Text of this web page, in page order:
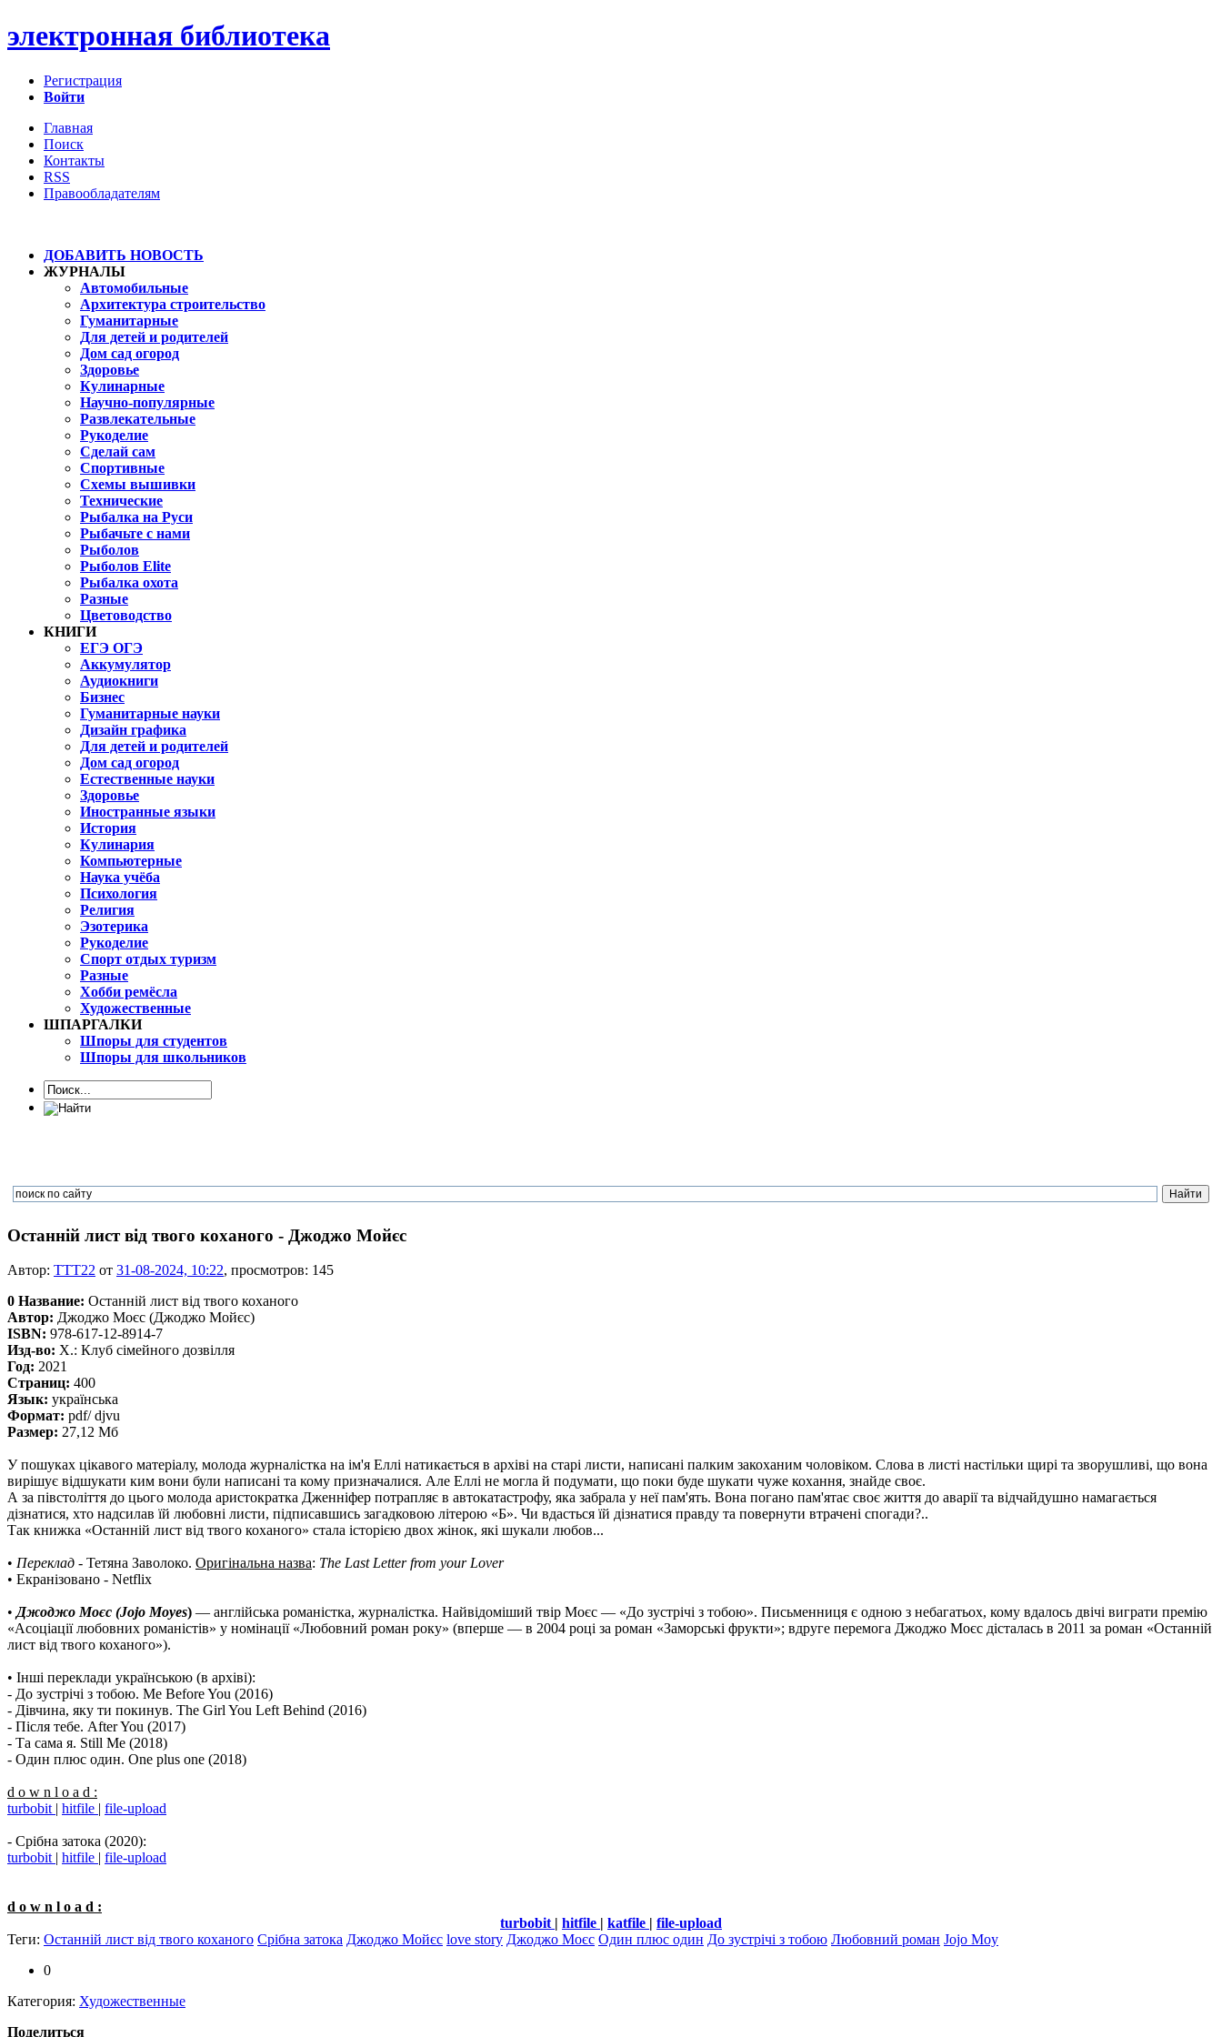
электронная библиотека
Регистрация
Войти
Главная
Поиск
Контакты
RSS
Правообладателям
ДОБАВИТЬ НОВОСТЬ
ЖУРНАЛЫ
Автомобильные
Архитектура строительство
Гуманитарные
Для детей и родителей
Дом сад огород
Здоровье
Кулинарные
Научно-популярные
Развлекательные
Рукоделие
Сделай сам
Спортивные
Схемы вышивки
Технические
Рыбалка на Руси
Рыбачьте с нами
Рыболов
Рыболов Elite
Рыбалка охота
Разные
Цветоводство
КНИГИ
ЕГЭ ОГЭ
Аккумулятор
Аудиокниги
Бизнес
Гуманитарные науки
Дизайн графика
Для детей и родителей
Дом сад огород
Естественные науки
Здоровье
Иностранные языки
История
Кулинария
Компьютерные
Наука учёба
Психология
Религия
Эзотерика
Рукоделие
Спорт отдых туризм
Разные
Хобби ремёсла
Художественные
ШПАРГАЛКИ
Шпоры для студентов
Шпоры для школьников
Останній лист від твого коханого - Джоджо Мойєс
Автор: TTT22 от 31-08-2024, 10:22, просмотров: 145
0 Название: Останній лист від твого коханого
Автор: Джоджо Моєс (Джоджо Мойєс)
ISBN: 978-617-12-8914-7
Изд-во: Х.: Клуб сімейного дозвілля
Год: 2021
Страниц: 400
Язык: українська
Формат: pdf/ djvu
Размер: 27,12 Мб
У пошуках цікавого матеріалу, молода журналістка на ім'я Еллі натикається в архіві на старі листи, написані палким закоханим чоловіком. Слова в листі настільки щирі та зворушливі, що вона
вирішує відшукати ким вони були написані та кому призначалися. Але Еллі не могла й подумати, що поки буде шукати чуже кохання, знайде своє.
А за півстоліття до цього молода аристократка Дженніфер потрапляє в автокатастрофу, яка забрала у неї пам'ять. Вона погано пам'ятає своє життя до аварії та відчайдушно намагається
дізнатися, хто надсилав їй любовні листи, підписавшись загадковою літерою «Б». Чи вдасться їй дізнатися правду та повернути втрачені спогади?..
Так книжка «Останній лист від твого коханого» стала історією двох жінок, які шукали любов...
• Переклад - Тетяна Заволоко. Оригінальна назва: The Last Letter from your Lover
• Екранізовано - Netflix
• Джоджо Моєс (Jojo Moyes) — англійська романістка, журналістка. Найвідоміший твір Моєс — «До зустрічі з тобою». Письменниця є одною з небагатьох, кому вдалось двічі виграти премію
«Асоціації любовних романістів» у номінації «Любовний роман року» (вперше — в 2004 році за роман «Заморські фрукти»; вдруге перемога Джоджо Моєс дісталась в 2011 за роман «Останній
лист від твого коханого»).
• Інші переклади українською (в архіві):
- До зустрічі з тобою. Me Before You (2016)
- Дівчина, яку ти покинув. The Girl You Left Behind (2016)
- Після тебе. After You (2017)
- Та сама я. Still Me (2018)
- Один плюс один. One plus one (2018)
d o w n l o a d :
turbobit | hitfile | file-upload
- Срібна затока (2020):
turbobit | hitfile | file-upload
d o w n l o a d :
turbobit | hitfile | katfile | file-upload
Теги: Останній лист від твого коханого Срібна затока Джоджо Мойєс love story Джоджо Моєс Один плюс один До зустрічі з тобою Любовний роман Jojo Moy
0
Категория: Художественные
Поделиться